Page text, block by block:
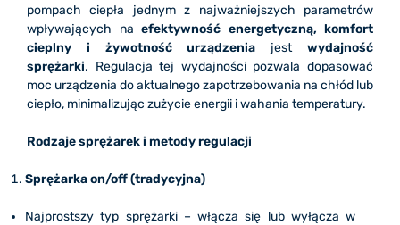
pompach ciepła jednym z najważniejszych parametrów
wpływających na efektywność energetyczną, komfort
cieplny i żywotność urządzenia jestwydajność
sprężarki. Regulacja tej wydajności pozwala dopasować
moc urządzenia do aktualnego zapotrzebowania na chłód lub
ciepło, minimalizując zużycie energii i wahania temperatury.
Rodzaje sprężarek i metody regulacji
Sprężarka on/off (tradycyjna)
Najprostszy typ sprężarki – włącza się lub wyłącza w